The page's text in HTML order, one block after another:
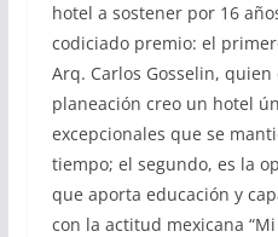
hotel a sostener por 16
codiciado premio: el
Arq. Carlos Gosselin,
planeación creo un hotel
excepcionales que se
tiempo; el segundo, es la
que aporta educación y
con la actitud mexicana